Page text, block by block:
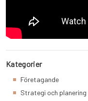
Kategorier
Företagande
Strategi och planering